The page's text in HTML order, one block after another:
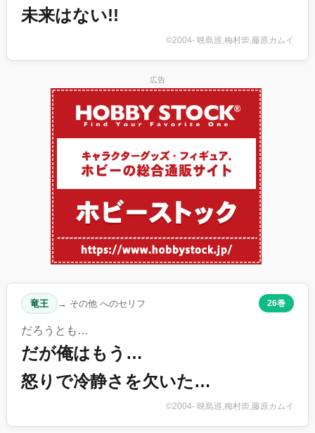
未来はない!!
©2004- 映島巡,梅村崇,藤原カムイ
広告
竜王 → その他 へのセリフ 26巻
だろうとも…
だが俺はもう…
怒りで冷静さを欠いた…
©2004- 映島巡,梅村崇,藤原カムイ